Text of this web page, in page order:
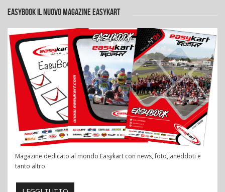
EASYBOOK IL NUOVO MAGAZINE EASYKART
Magazine dedicato al mondo Easykart con news, foto, aneddoti e
tanto altro.